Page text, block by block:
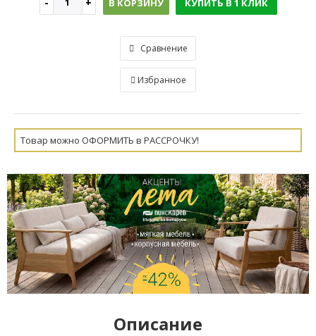
В КОРЗИНУ КУПИТЬ В 1 КЛИК
Сравнение
Избранное
Товар можно ОФОРМИТЬ в РАССРОЧКУ!
Описание